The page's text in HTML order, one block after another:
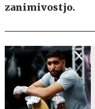
zanimivostjo.